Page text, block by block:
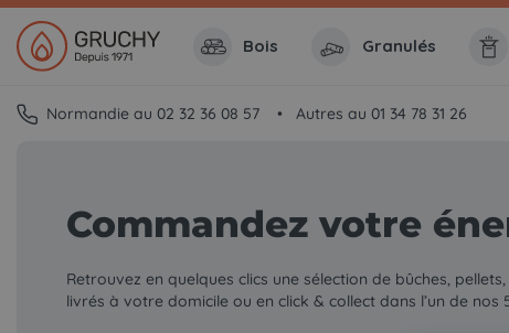
Bois Granulés
Normandie au 02 32 36 08 57 Autres au 01 34 78 31 26
Commandez votre
Retrouvez en quelques clics une sélection de bûches,
livrés à votre domicile ou en click & collect dans l’un de nos